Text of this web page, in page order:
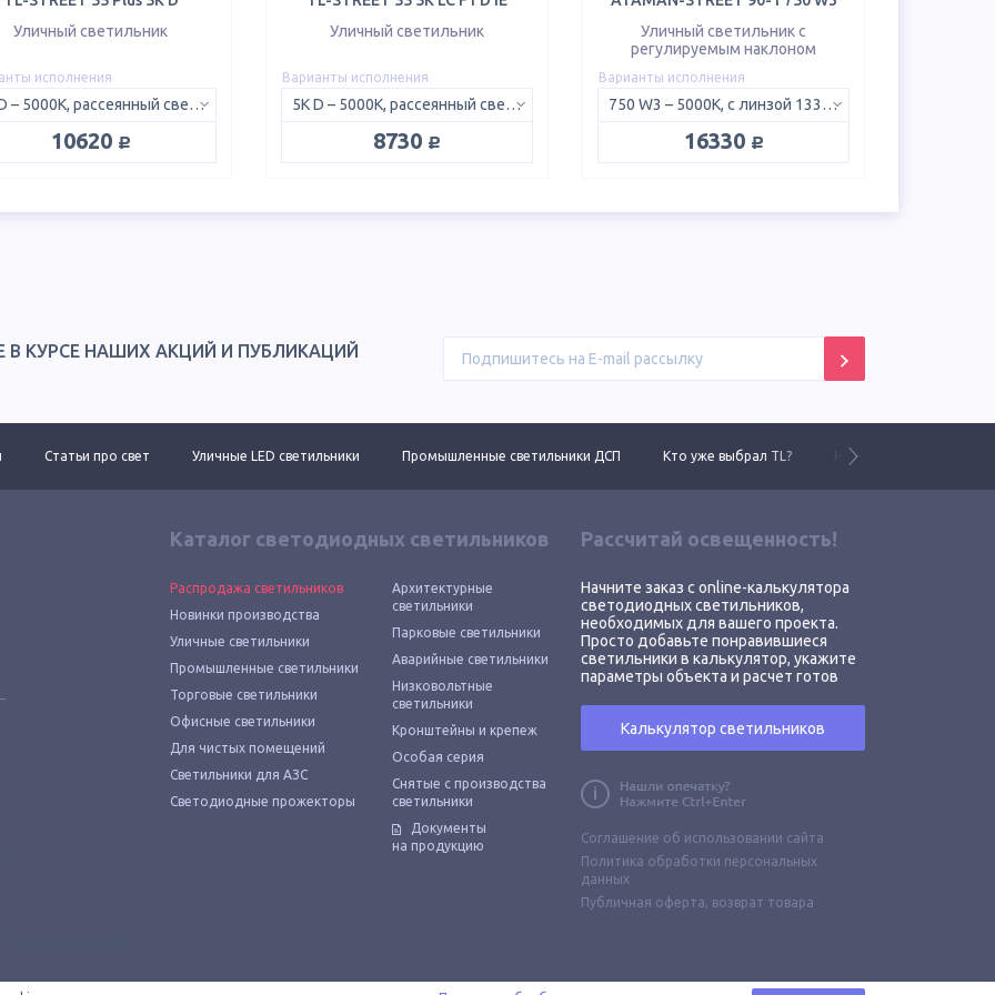
Уличный светильник
исполнения
5K D – 5000K, рассеянный свет 120°
10620 руб.
Уличный светильник
Варианты исполнения
5K D – 5000K, рассеянный свет 120°
8730 руб.
Уличный светильник с
регулируемым наклоном
Варианты исполнения
750 W3 – 5000K, с линзой 133х47°
16330 руб.
В КУРСЕ НАШИХ АКЦИЙ И ПУБЛИКАЦИЙ
Статьи про свет Уличные LED светильники Промышленные светильники ДСП Кто уже выбрал TL? Новинки 2025 года
Каталог светодиодных светильников
Распродажа светильников
Новинки производства
Уличные светильники
Промышленные светильники
Торговые светильники
Офисные светильники
Для чистых помещений
Светильники для АЗС
Светодиодные прожекторы
Архитектурные
светильники
Парковые светильники
Аварийные светильники
Низковольтные
светильники
Кронштейны и крепеж
Особая серия
Снятые с производства
светильники
Документы
на продукцию
Рассчитай освещенность!
Начните заказ с online-калькулятора
светодиодных светильников,
необходимых для вашего проекта.
Просто добавьте понравившиеся
светильники в калькулятор, укажите
параметры объекта и расчет готов
Калькулятор светильников
Соглашение об использовании сайта
Политика обработки персональных
данных
Публичная оферта, возврат товара